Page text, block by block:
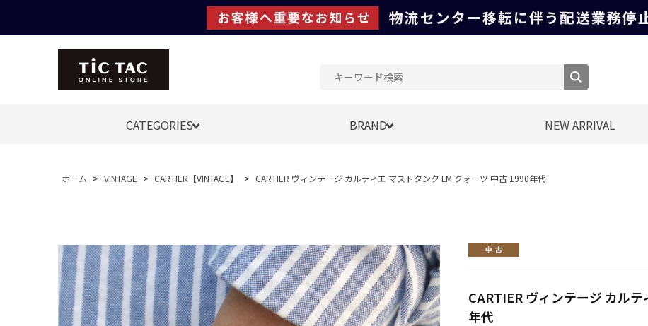
CATEGORIES BRAND NEW ARRIVAL
ホーム > VINTAGE > CARTIER【VINTAGE】 > CARTIER ヴィンテージ カルティエ マストタンク LM クォーツ 中古 1990年代
CARTIER ヴィンテージ カル
年代